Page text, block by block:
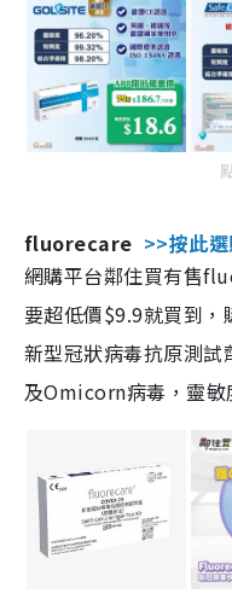
fluorecare >>按此
網購平台鄰住買有售
要超低價$9.9就買到，
新型冠狀病毒抗原測
及Omicorn病毒，靈敏